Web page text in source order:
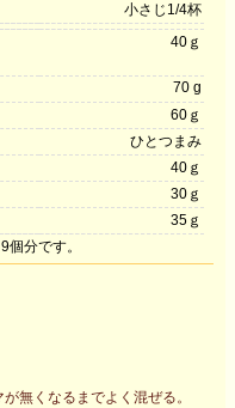
小さじ1/4杯
40ｇ
70 g
60ｇ
ひとつまみ
40ｇ
30ｇ
35ｇ
分です。
無くなるまでよく混ぜる。